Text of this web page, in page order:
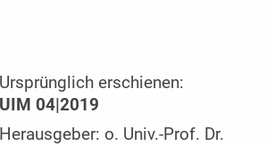
Ursprünglich erschienen:
UIM 04|2019
Herausgeber: o. Univ.-Prof. Dr.